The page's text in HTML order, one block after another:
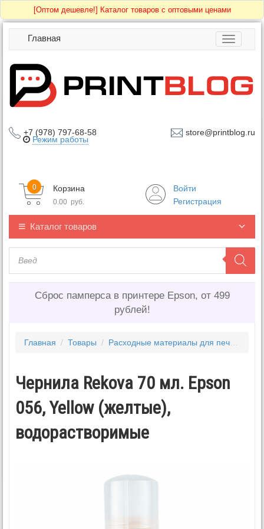
[Оптом дешевле!] Каталог товаров с оптовыми ценами
Toggle
Главная
+7 (978) 797-68-58 store@printblog.ru
Режим работы
Корзина
0
0.00 руб.
Войти
Регистрация
Каталог товаров
Сброс памперса в принтере Epson, от 499
рублей!
Главная / Товары / Расходные материалы для печати
Чернила Rekova 70 мл. Epson
056, Yellow (желтые),
водорастворимые